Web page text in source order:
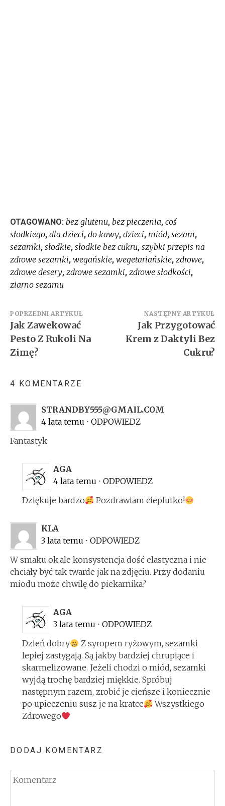
OTAGOWANO: bez glutenu, bez pieczenia, coś
słodkiego, dla dzieci, do kawy, dzieci, miód, sezam,
sezamki, słodkie, słodkie bez cukru, szybki przepis na
zdrowe sezamki, wegańskie, wegetariańskie, zdrowe,
zdrowe desery, zdrowe sezamki, zdrowe słodkości,
ziarno sezamu
Nawigacja
wpisu
POPRZEDNI ARTYKUŁ
Jak Zawekować
Pesto Z Rukoli Na
Zimę?
NASTĘPNY ARTYKUŁ
Jak Przygotować
Krem z Daktyli Bez
Cukru?
4 KOMENTARZE
STRANDBY555@GMAIL.COM
4 lata temu ⋅ ODPOWIEDZ
Fantastyk
AGA
4 lata temu ⋅ ODPOWIEDZ
Dziękuje bardzo
Pozdrawiam cieplutko!
KLA
3 lata temu ⋅ ODPOWIEDZ
W smaku ok,ale konsystencja dość elastyczna i nie
chciały być tak twarde jak na zdjęciu. Przy dodaniu
miodu może chwilę do piekarnika?
AGA
3 lata temu ⋅ ODPOWIEDZ
Dzień dobry
Z syropem ryżowym, sezamki
lepiej zastygają. Są jakby bardziej chrupiące i
skarmelizowane. Jeżeli chodzi o miód, sezamki
wyjdą trochę bardziej miękkie. Spróbuj
następnym razem, zrobić je cieńsze i koniecznie
po upieczeniu susz je na kratce
Wszystkiego
Zdrowego
DODAJ KOMENTARZ